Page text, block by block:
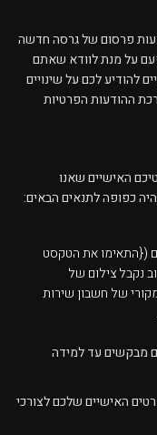
פרסום של גרסה חדשה
על מנת לוודא שאתם
להודיע לכם על שינויים
ההודעות הפרטיות
האישיים שאנו
כפופה לתנאים הבאים:
({התאימו את הטקסט
נקבל צילום של
של חשבון שירות
מבקשים עד למידה
האישיים שלכם לצורכי